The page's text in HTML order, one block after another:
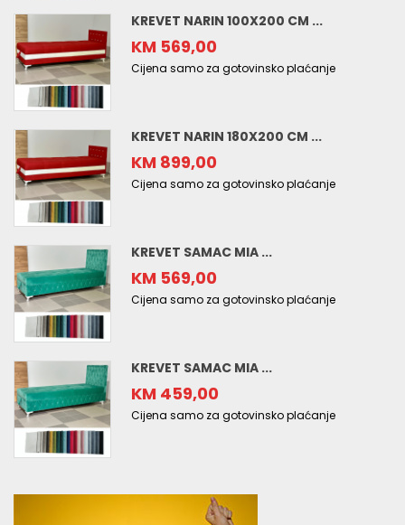
KREVET NARIN 100X200 CM ...
KM 569,00
Cijena samo za gotovinsko plaćanje
KREVET NARIN 180X200 CM ...
KM 899,00
Cijena samo za gotovinsko plaćanje
KREVET SAMAC MIA ...
KM 569,00
Cijena samo za gotovinsko plaćanje
KREVET SAMAC MIA ...
KM 459,00
Cijena samo za gotovinsko plaćanje